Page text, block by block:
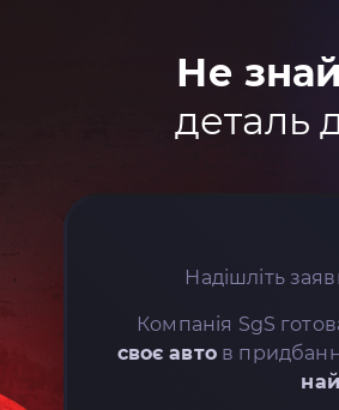
Не
деталь
Надішліть
Компанія SgS
своє автов